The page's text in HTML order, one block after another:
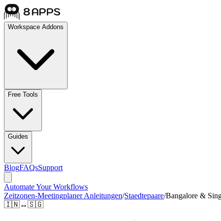
Workspace Addons
Free Tools
Guides
BlogFAQsSupport
Automate Your Workflows
Zeitzonen-Meetingplaner Anleitungen/Staedtepaare/Bangalore &
🇮🇳↔🇸🇬